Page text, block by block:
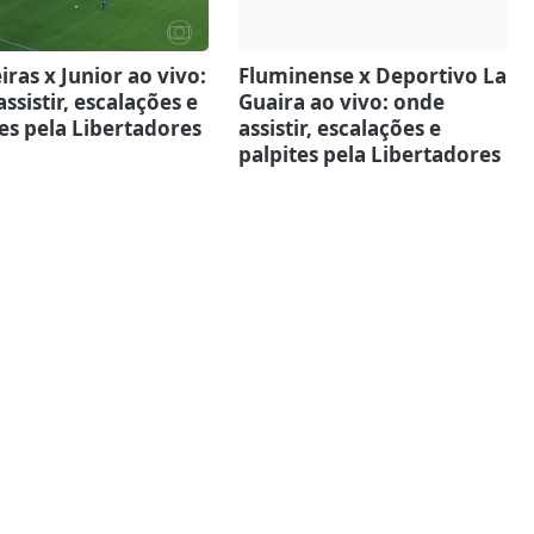
x Junior ao vivo:
escalações e
pela Libertadores
Fluminense x Deportivo La
Guaira ao vivo: onde
assistir, escalações e
palpites pela Libertadores